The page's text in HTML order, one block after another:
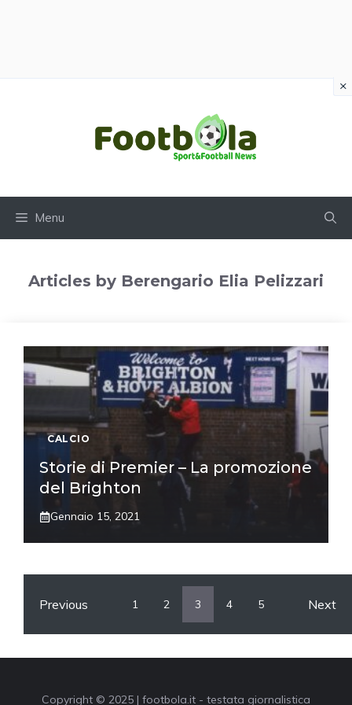
Menu
Articles by Berengario Elia Pelizzari
CALCIO
Storie di Premier – La promozione
del Brighton
Gennaio 15, 2021
Previous 1 2 3 4 5 Next
Copyright © 2025 | footbola.it - testata giornalistica
×